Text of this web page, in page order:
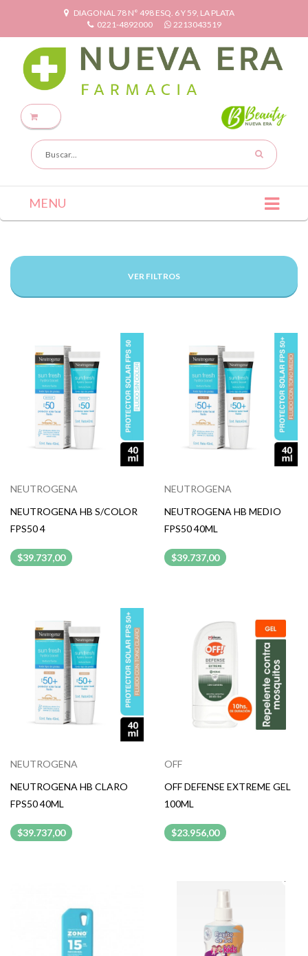
DIAGONAL 78 N° 498 ESQ. 6 Y 59, LA PLATA
0221-4892000
2213043519
MENU
VER FILTROS
NEUTROGENA
NEUTROGENA HB S/COLOR
FPS50 4
$39.737,00
NEUTROGENA
NEUTROGENA HB MEDIO
FPS50 40ML
$39.737,00
NEUTROGENA
NEUTROGENA HB CLARO
FPS50 40ML
$39.737,00
OFF
OFF DEFENSE EXTREME GEL
100ML
$23.956,00